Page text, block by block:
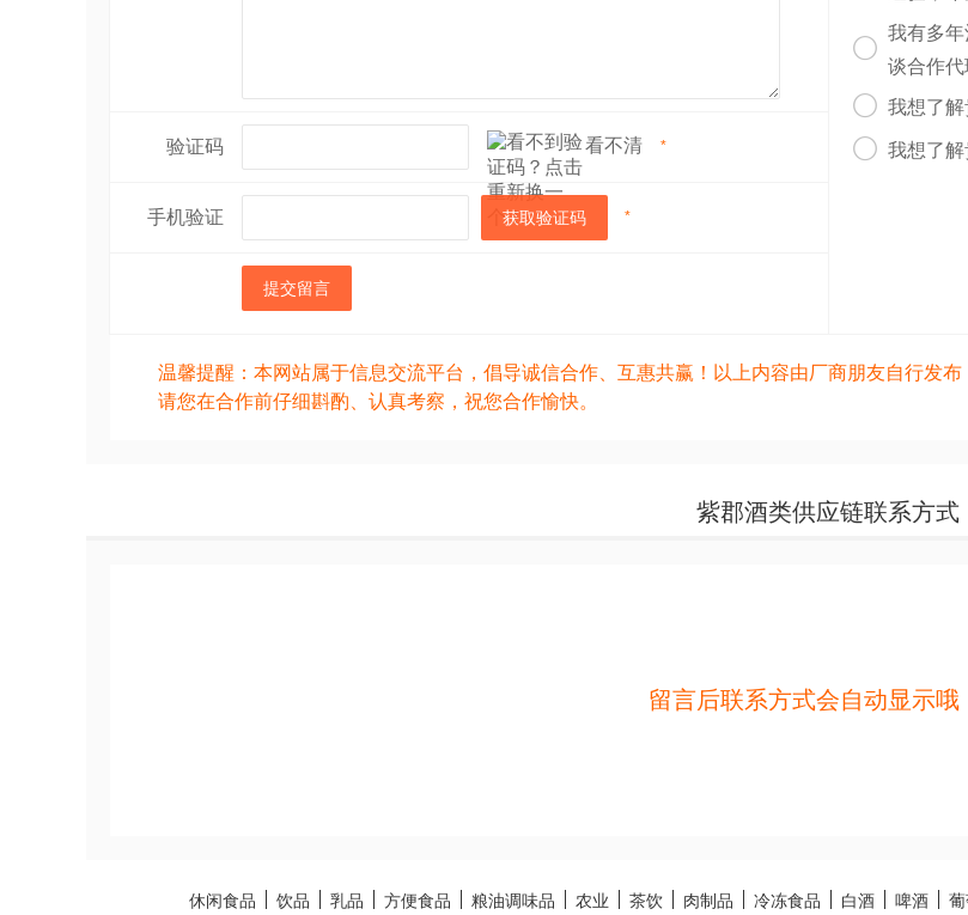
验证码 看不清 *
手机验证 获取验证码 *
提交留言

我有多
谈合作代
 我想了解
 我想了解
温馨提醒：本网站属于信息交流平台，倡导诚信合作、互惠共赢！以上内容由厂商朋友自行发
请您在合作前仔细斟酌、认真考察，祝您合作愉快。
紫郡酒类供应链联系方式
留言后联系方式会自动显示哦
休闲食品 饮品 乳品 方便食品 粮油调味品 农业 茶饮 肉制品 冷冻食品 白酒 啤酒